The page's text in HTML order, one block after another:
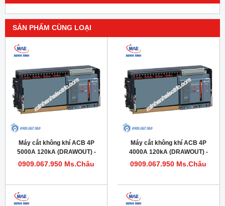
SẢN PHẨM CÙNG LOẠI
Máy cắt không khí ACB 4P
5000A 120kA (DRAWOUT) -
Model HDW663504DHVV56M
0909.067.950 Ms.Châu
Máy cắt không khí ACB 4P
4000A 120kA (DRAWOUT) -
Model HDW663404DHVV56M
0909.067.950 Ms.Châu